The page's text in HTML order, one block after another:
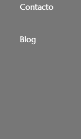
Contacto
Blog